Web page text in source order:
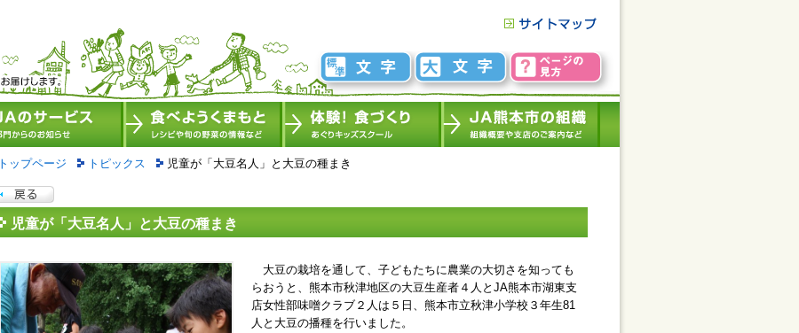
トップページ トピックス 児童が「大豆名人」と大豆の種まき
児童が「大豆名人」と大豆の種まき
大豆の栽培を通して、子どもたちに農業の大切さを知っても
らおうと、熊本市秋津地区の大豆生産者４人とJA熊本市湖東支
店女性部味噌クラブ２人は５日、熊本市立秋津小学校３年生81
人と大豆の播種を行いました。